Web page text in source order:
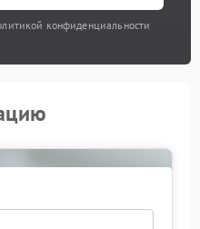
конфиденциальности